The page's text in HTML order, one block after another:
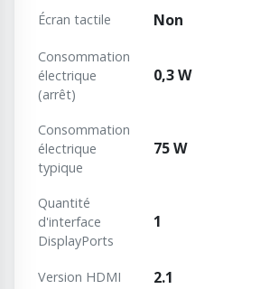
Écran tactile Non
Consommation
électrique
(arrêt)
0,3 W
Consommation
électrique
typique
75 W
Quantité
d'interface
DisplayPorts
1
Version HDMI 2.1